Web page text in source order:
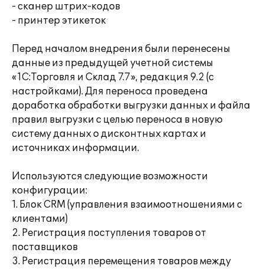
- сканер штрих-кодов
- принтер этикеток
Перед началом внедрения были перенесены
данные из предыдущей учетной системы
«1С:Торговля и Склад 7.7», редакция 9.2 (с
настройками). Для переноса проведена
доработка обработки выгрузки данных и файла
правил выгрузки с целью переноса в новую
систему данных о дисконтных картах и
источниках информации.
Используются следующие возможности
конфигурации:
1. Блок CRM (управления взаимоотношениями с
клиентами)
2. Регистрация поступления товаров от
поставщиков
3. Регистрация перемещения товаров между